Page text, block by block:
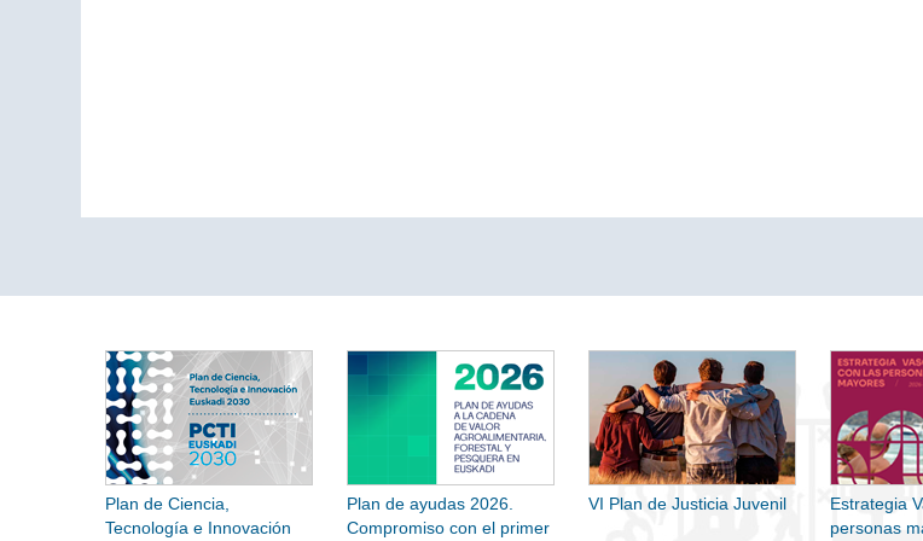
Plan de Ciencia,
Tecnología e Innovación
Plan de ayudas 2026.
Compromiso con el primer
VI Plan de Justicia Juvenil
Estrategia
personas